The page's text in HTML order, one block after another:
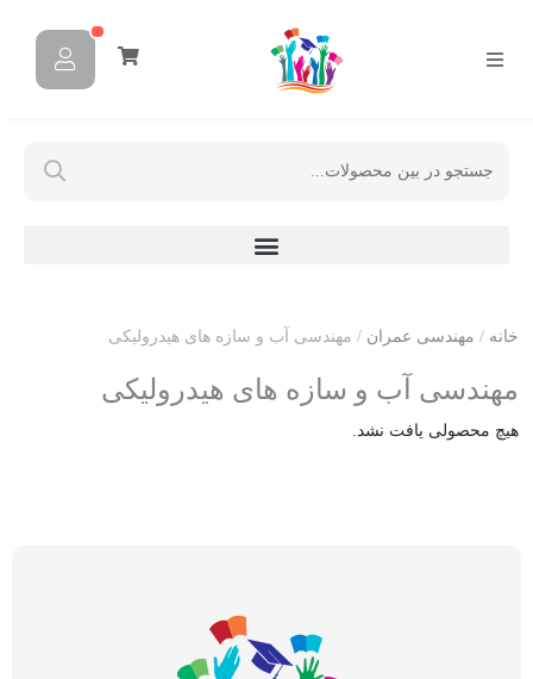
خانه / مهندسی عمران / مهندسی آب و سازه های هیدرولیکی
مهندسی آب و سازه های هیدرولیکی
هیچ محصولی یافت نشد.